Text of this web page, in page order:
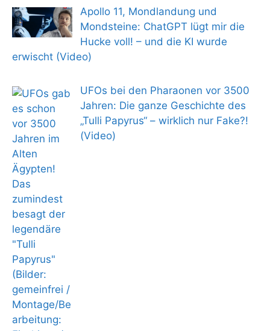
Apollo 11, Mondlandung und
Mondsteine: ChatGPT lügt mir die
Hucke voll! – und die KI wurde
erwischt (Video)
UFOs bei den Pharaonen vor 3500
Jahren: Die ganze Geschichte des
„Tulli Papyrus“ – wirklich nur Fake?!
(Video)